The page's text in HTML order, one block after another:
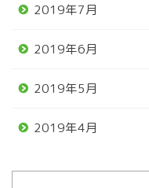
2019年7月
2019年6月
2019年5月
2019年4月